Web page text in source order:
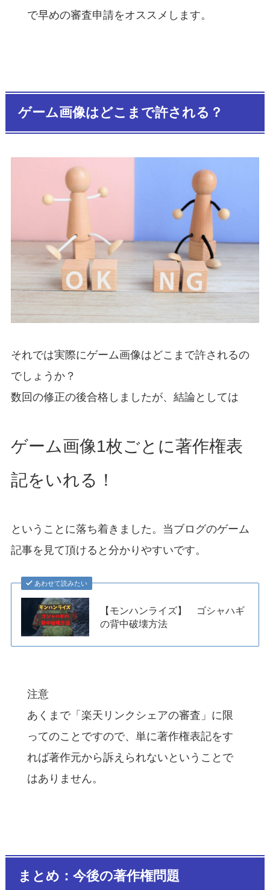
で早めの審査申請をオススメします。
ゲーム画像はどこまで許される？
それでは実際にゲーム画像はどこまで許されるの
でしょうか？
数回の修正の後合格しましたが、結論としては
ゲーム画像1枚ごとに著作権表
記をいれる！
ということに落ち着きました。当ブログのゲーム
記事を見て頂けると分かりやすいです。
あわせて読みたい
【モンハンライズ】 ゴシャハギ
の背中破壊方法
注意
あくまで「楽天リンクシェアの審査」に限
ってのことですので、単に著作権表記をす
れば著作元から訴えられないということで
はありません。
まとめ：今後の著作権問題